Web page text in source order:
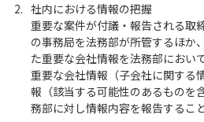
2. 社内における情報の把握
重要な案件が付議・報告される取
の事務局を法務部が所管するほか
た重要な会社情報を法務部におい
重要な会社情報（子会社に関する
報（該当する可能性のあるものを
務部に対し情報内容を報告するこ